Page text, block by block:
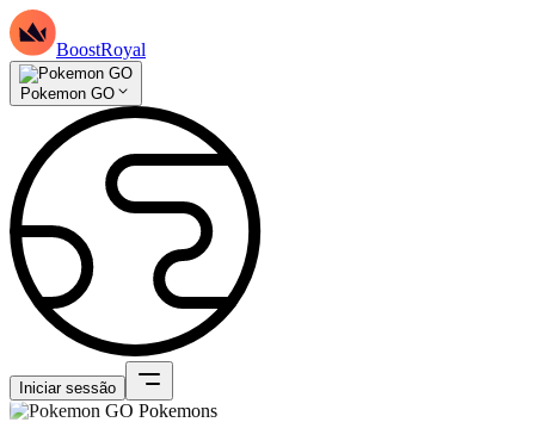
BoostRoyal
Pokemon GO
Iniciar sessão